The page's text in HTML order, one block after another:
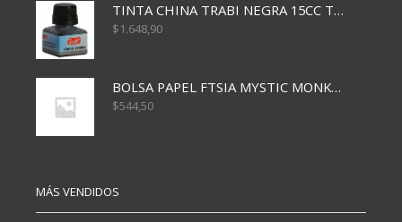
TINTA CHINA TRABI NEGRA 15CC TR3460
$1.648,90
BOLSA PAPEL FTSIA MYSTIC MONKEY 14/08/20
$544,50
MÁS VENDIDOS